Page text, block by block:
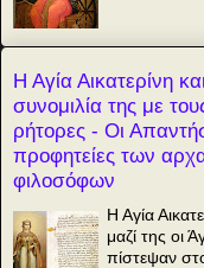
Η Αγία Αικατερίνη
συνομιλία της με
ρήτορες - Οι
προφητείες των
φιλοσόφων
Η Αγία
μαζί της οι
πίστεψαν